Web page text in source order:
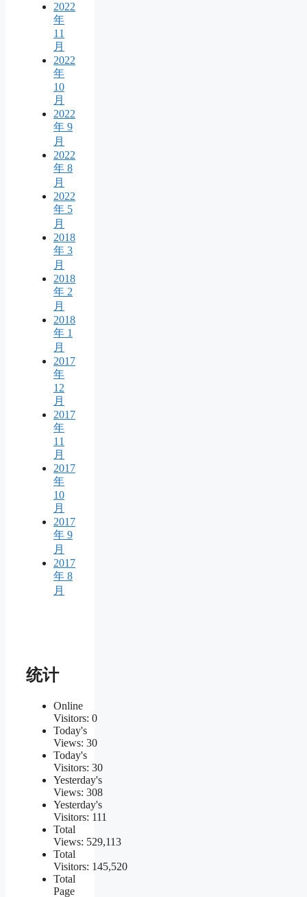
2022
年
11
月
2022
年
10
月
2022
年 9
月
2022
年 8
月
2022
年 5
月
2018
年 3
月
2018
年 2
月
2018
年 1
月
2017
年
12
月
2017
年
11
月
2017
年
10
月
2017
年 9
月
2017
年 8
月
统计
Online
Visitors: 0
Today's
Views: 30
Today's
Visitors: 30
Yesterday's
Views: 308
Yesterday's
Visitors: 111
Total
Views: 529,113
Total
Visitors: 145,520
Total
Page